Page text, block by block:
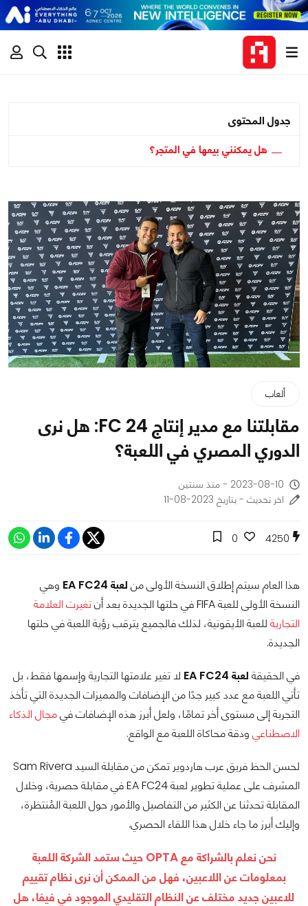
جدول المحتوى
هل يمكنني بيعها في المتجر؟
ألعاب
مقابلتنا مع مدير إنتاج FC 24: هل نرى
الدوري المصري في اللعبة؟
2023-08-10 - منذ سنتين
اخر تحديث - بتاريخ 2023-08-11
4250
0
هذا العام سيتم إطلاق النسخة الأولى من لعبة EA FC24
وهي
النسخة الأولى للعبة FIFA في حلتها الجديدة بعد أن
تغيرت العلامة
التجارية للعبة الأيقونية، لذلك فالجميع يترقب رؤية اللعبة في حلتها
الجديدة.
في الحقيقة لعبة EA FC24
لا تغير علامتها التجارية وإسمها فقط، بل
تأتي اللعبة مع عدد كبير جدًا من الإضافات والمميزات الجديدة التي تأخذ
التجربة إلى مستوى أخر تمامًا، ولعل أبرز هذه الإضافات فيمجال الذكاء
الاصطناعي ودقة محاكاة اللعبة مع الواقع.
لحسن الحظ فريق عرب هاردوير تمكن من مقابلة السيد Sam Rivera
المشرف على عملية تطوير لعبة EA FC24 في مقابلة حصرية، وخلال
المقابلة تحدثنا عن الكثير من التفاصيل والأمور حول اللعبة المُنتظرة،
وإليك أبرز ما جاء خلال هذا اللقاء الحصري.
نحن نعلم بالشراكة مع OPTA حيث ستمد الشركة اللعبة
بمعلومات عن اللاعبين، فهل من الممكن أن نرى نظام تقييم
للاعبين جديد مختلف عن النظام التقليدي الموجود في فيفا، هل